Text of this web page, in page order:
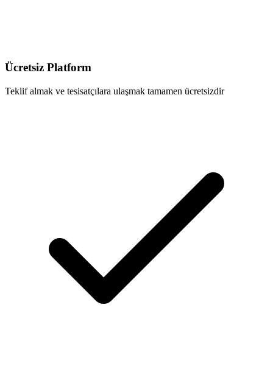
Ücretsiz Platform
Teklif almak ve tesisatçılara ulaşmak tamamen ücretsizdir